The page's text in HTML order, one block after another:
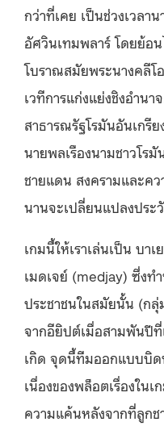
กว่าที่เคย เป็นช่วงเวล
อัศวินเทมพลาร์ โดยย้อ
โบราณสมัยพระนางคลีโ
เวทีการแก่งแย่งชิงอำน
สาธารณรัฐโรมันอันเกรี
นายพลเรืองนามชาวโร
ชายแดน สงครามและค
นานจะเปลี่ยนแปลงประ
เกมนี้ให้เราเล่นเป็น บา
เมดเจย์ (medjay) ซึ่ง
ประชาชนในสมัยนั้น (กลุ่
จากอียิปต์เมื่อสามพันปี
เกิด จุดนี้ทีมออกแบบบิด
เนื่องของพล็อตเรื่องใน
ความแค้นหลังจากที่ลูก